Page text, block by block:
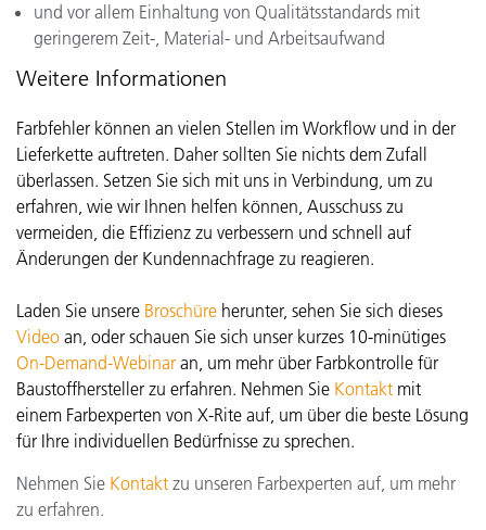
und vor allem Einhaltung von Qualitätsstandards mit
geringerem Zeit-, Material- und Arbeitsaufwand
Weitere Informationen
Farbfehler können an vielen Stellen im Workflow und in der
Lieferkette auftreten. Daher sollten Sie nichts dem Zufall
überlassen. Setzen Sie sich mit uns in Verbindung, um zu
erfahren, wie wir Ihnen helfen können, Ausschuss zu
vermeiden, die Effizienz zu verbessern und schnell auf
Änderungen der Kundennachfrage zu reagieren.
Laden Sie unsere Broschüre herunter, sehen Sie sich dieses
Video an, oder schauen Sie sich unser kurzes 10-minütiges
On-Demand-Webinar an, um mehr über Farbkontrolle für
Baustoffhersteller zu erfahren. Nehmen Sie Kontakt mit
einem Farbexperten von X-Rite auf, um über die beste Lösung
für Ihre individuellen Bedürfnisse zu sprechen.
Nehmen Sie Kontakt zu unseren Farbexperten auf, um mehr
zu erfahren.